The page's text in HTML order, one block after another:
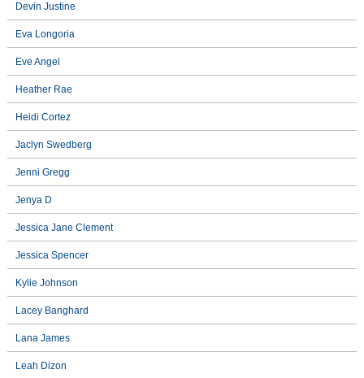
Devin Justine
Eva Longoria
Eve Angel
Heather Rae
Heidi Cortez
Jaclyn Swedberg
Jenni Gregg
Jenya D
Jessica Jane Clement
Jessica Spencer
Kylie Johnson
Lacey Banghard
Lana James
Leah Dizon